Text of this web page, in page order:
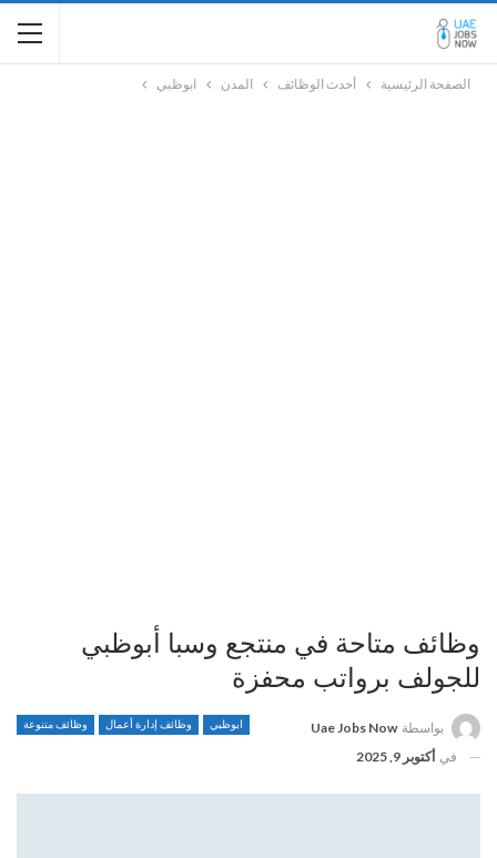
الصفحة الرئيسية أحدث الوظائف المدن ابوظبي
وظائف متاحة في منتجع وسبا أبوظبي
للجولف برواتب محفزة
ابوظبي وظائف إدارة أعمال وظائف متنوعة بواسطة Uae Jobs Now
في أكتوبر 9, 2025